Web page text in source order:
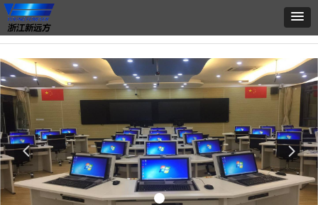
넳 넲